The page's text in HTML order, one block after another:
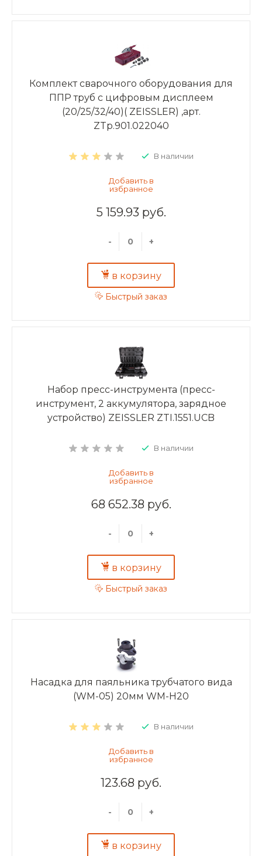
Комплект сварочного оборудования для
ППР труб с цифровым дисплеем
(20/25/32/40)( ZEISSLER) ,арт.
ZTp.901.022040
В наличии
5 159.93 руб.
- +
в корзину
Быстрый заказ
Набор пресс-инструмента (пресс-
инструмент, 2 аккумулятора, зарядное
устройство) ZEISSLER ZTI.1551.UCB
В наличии
68 652.38 руб.
- +
в корзину
Быстрый заказ
Насадка для паяльника трубчатого вида
(WM-05) 20мм WM-H20
В наличии
123.68 руб.
- +
в корзину